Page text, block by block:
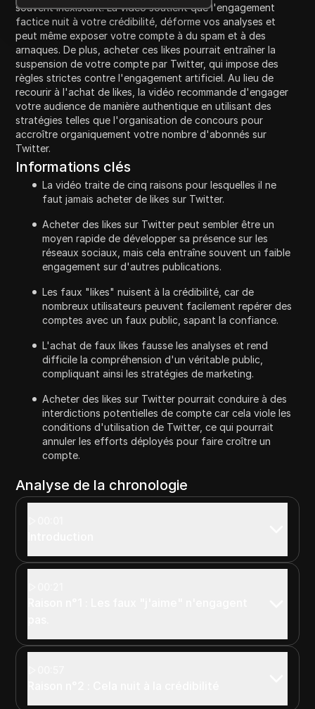
souvent inexistant. La vidéo soutient que l'engagement
factice nuit à votre crédibilité, déforme vos analyses et
peut même exposer votre compte à du spam et à des
arnaques. De plus, acheter ces likes pourrait entraîner la
suspension de votre compte par Twitter, qui impose des
règles strictes contre l'engagement artificiel. Au lieu de
recourir à l'achat de likes, la vidéo recommande d'engager
votre audience de manière authentique en utilisant des
stratégies telles que l'organisation de concours pour
accroître organiquement votre nombre d'abonnés sur
Twitter.
Informations clés
La vidéo traite de cinq raisons pour lesquelles il ne
faut jamais acheter de likes sur Twitter.
Acheter des likes sur Twitter peut sembler être un
moyen rapide de développer sa présence sur les
réseaux sociaux, mais cela entraîne souvent un faible
engagement sur d'autres publications.
Les faux "likes" nuisent à la crédibilité, car de
nombreux utilisateurs peuvent facilement repérer des
comptes avec un faux public, sapant la confiance.
L'achat de faux likes fausse les analyses et rend
difficile la compréhension d'un véritable public,
compliquant ainsi les stratégies de marketing.
Acheter des likes sur Twitter pourrait conduire à des
interdictions potentielles de compte car cela viole les
conditions d'utilisation de Twitter, ce qui pourrait
annuler les efforts déployés pour faire croître un
compte.
Analyse de la chronologie